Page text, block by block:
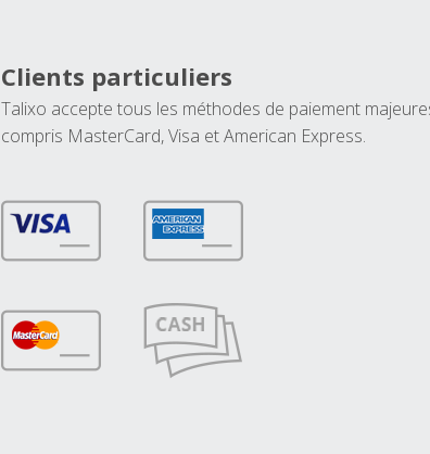
Clients particuliers
Talixo accepte tous les méthodes de paiement
compris MasterCard, Visa et American Express.